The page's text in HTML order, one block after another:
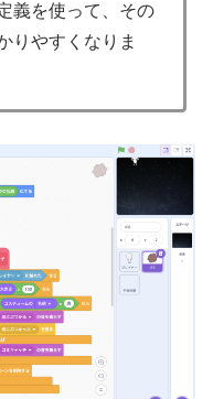
義を使って、その
りやすくなりま